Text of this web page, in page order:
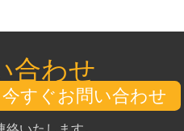
合わせ
い合わせは、メールでご連
今すぐお問い合わせ